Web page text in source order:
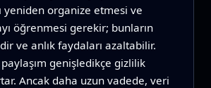
yeniden organize etmesi ve
öğrenmesi gerekir; bunların
ve anlık faydaları azaltabilir.
genişledikçe gizlilik
Ancak daha uzun vadede, veri